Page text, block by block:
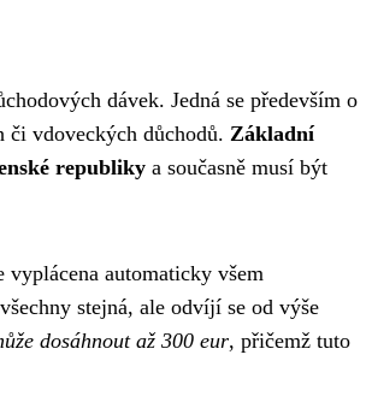
dávek. Jedná se především o
či vdoveckých důchodů. Základní
republiky a současně musí být
automaticky všem
stejná, ale odvíjí se od výše
dosáhnout až 300 eur, přičemž tuto